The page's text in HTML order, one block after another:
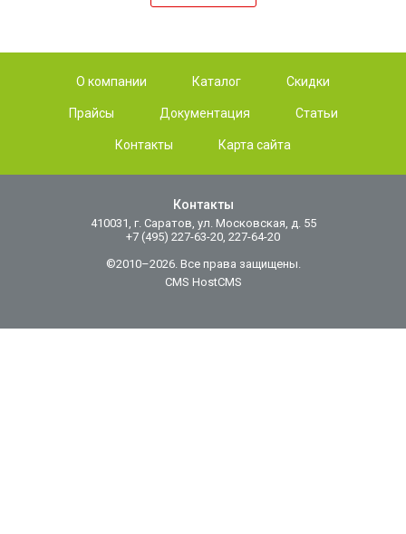
О компании Каталог Скидки
Прайсы Документация Статьи
Контакты Карта сайта
Контакты
410031, г. Саратов, ул. Московская, д. 55
+7 (495) 227-63-20, 227-64-20
©2010–2026. Все права защищены.
CMS HostCMS